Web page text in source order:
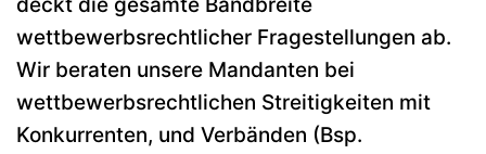
deckt die gesamte Bandbreite
wettbewerbsrechtlicher Fragestellungen ab.
Wir beraten unsere Mandanten bei
wettbewerbsrechtlichen Streitigkeiten mit
Konkurrenten, und Verbänden (Bsp.